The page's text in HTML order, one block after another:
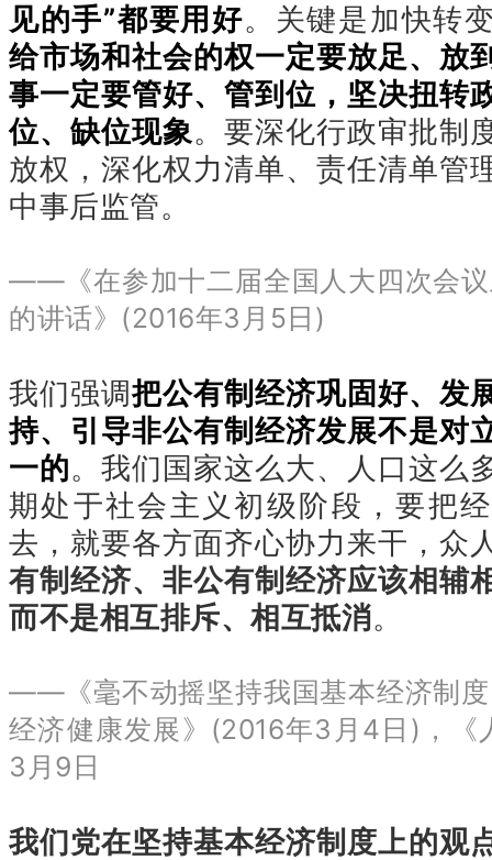
见的手”都要用好。关键是加快转
给市场和社会的权一定要放足、放
事一定要管好、管到位，坚决扭转
位、缺位现象。要深化行政审批制
放权，深化权力清单、责任清单管
中事后监管。
——《在参加十二届全国人大四次会
的讲话》(2016年3月5日)
我们强调把公有制经济巩固好、发
持、引导非公有制经济发展不是对
一的。我们国家这么大、人口这么
期处于社会主义初级阶段，要把
去，就要各方面齐心协力来干，众
有制经济、非公有制经济应该相辅
而不是相互排斥、相互抵消。
——《毫不动摇坚持我国基本经济制
经济健康发展》(2016年3月4日)，《
3月9日
我们党在坚持基本经济制度上的观